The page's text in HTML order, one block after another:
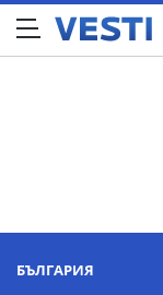
БЪЛГАРИЯ